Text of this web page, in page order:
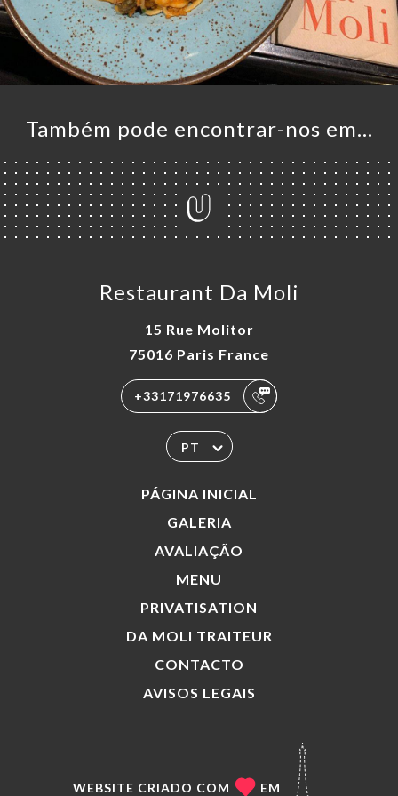
Também pode encontrar-nos em…
Restaurant Da Moli
15 Rue Molitor
75016 Paris France
+33171976635
PT
PÁGINA INICIAL
GALERIA
AVALIAÇÃO
MENU
PRIVATISATION
DA MOLI TRAITEUR
CONTACTO
AVISOS LEGAIS
WEBSITE CRIADO COM EM